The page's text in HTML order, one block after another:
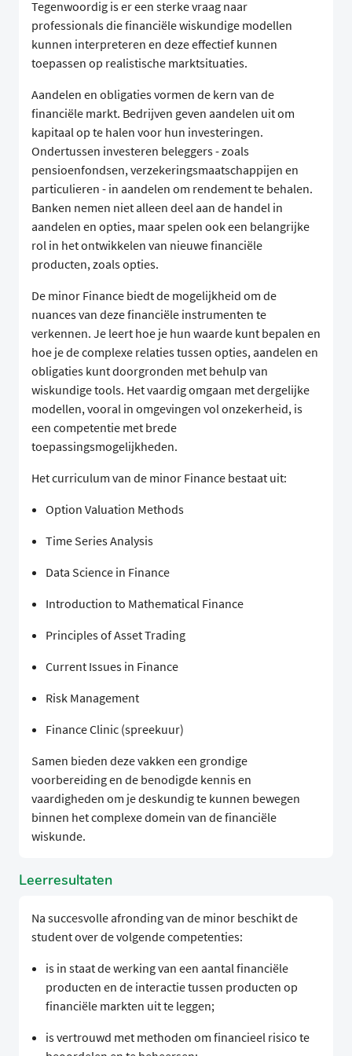
Tegenwoordig is er een sterke vraag naar
professionals die financiële wiskundige modellen
kunnen interpreteren en deze effectief kunnen
toepassen op realistische marktsituaties.
Aandelen en obligaties vormen de kern van de
financiële markt. Bedrijven geven aandelen uit om
kapitaal op te halen voor hun investeringen.
Ondertussen investeren beleggers - zoals
pensioenfondsen, verzekeringsmaatschappijen en
particulieren - in aandelen om rendement te behalen.
Banken nemen niet alleen deel aan de handel in
aandelen en opties, maar spelen ook een belangrijke
rol in het ontwikkelen van nieuwe financiële
producten, zoals opties.
De minor Finance biedt de mogelijkheid om de
nuances van deze financiële instrumenten te
verkennen. Je leert hoe je hun waarde kunt bepalen en
hoe je de complexe relaties tussen opties, aandelen en
obligaties kunt doorgronden met behulp van
wiskundige tools. Het vaardig omgaan met dergelijke
modellen, vooral in omgevingen vol onzekerheid, is
een competentie met brede
toepassingsmogelijkheden.
Het curriculum van de minor Finance bestaat uit:
Option Valuation Methods
Time Series Analysis
Data Science in Finance
Introduction to Mathematical Finance
Principles of Asset Trading
Current Issues in Finance
Risk Management
Finance Clinic (spreekuur)
Samen bieden deze vakken een grondige
voorbereiding en de benodigde kennis en
vaardigheden om je deskundig te kunnen bewegen
binnen het complexe domein van de financiële
wiskunde.
Leerresultaten
Na succesvolle afronding van de minor beschikt de
student over de volgende competenties:
is in staat de werking van een aantal financiële
producten en de interactie tussen producten op
financiële markten uit te leggen;
is vertrouwd met methoden om financieel risico te